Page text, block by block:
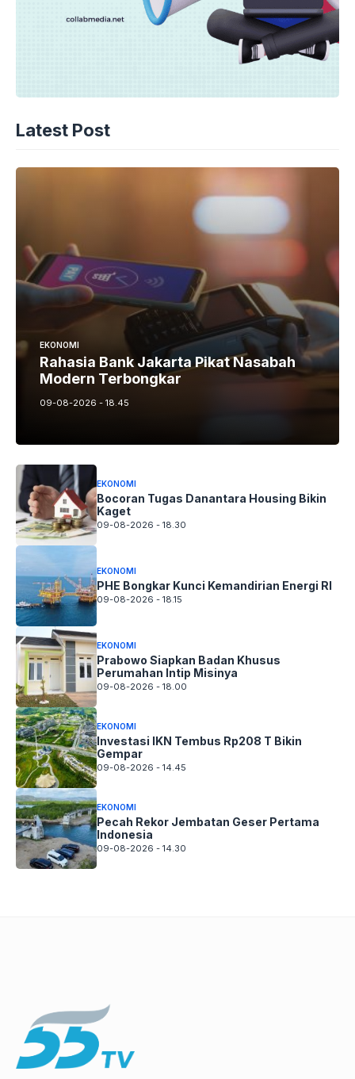
Latest Post
EKONOMI
Rahasia Bank Jakarta Pikat Nasabah
Modern Terbongkar
09-08-2026 - 18.45
EKONOMI
Bocoran Tugas Danantara Housing Bikin
Kaget
09-08-2026 - 18.30
EKONOMI
PHE Bongkar Kunci Kemandirian Energi RI
09-08-2026 - 18.15
EKONOMI
Prabowo Siapkan Badan Khusus
Perumahan Intip Misinya
09-08-2026 - 18.00
EKONOMI
Investasi IKN Tembus Rp208 T Bikin
Gempar
09-08-2026 - 14.45
EKONOMI
Pecah Rekor Jembatan Geser Pertama
Indonesia
09-08-2026 - 14.30